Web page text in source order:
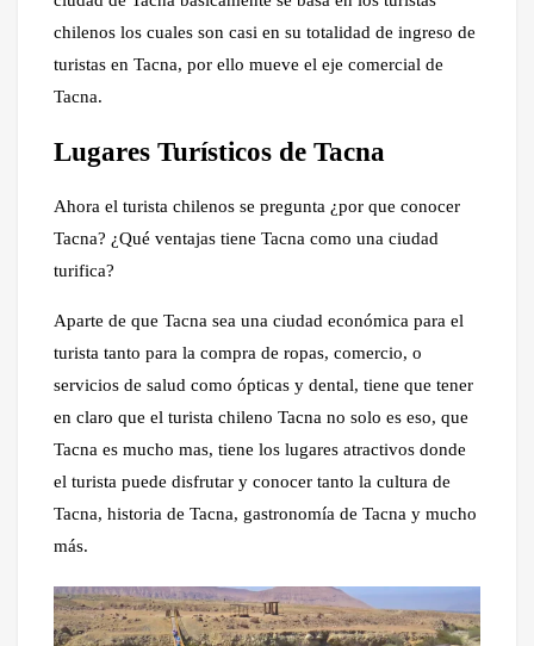
chilenos los cuales son casi en su totalidad de ingreso de
turistas en Tacna, por ello mueve el eje comercial de
Tacna.
Lugares Turísticos de Tacna
Ahora el turista chilenos se pregunta ¿por que conocer
Tacna? ¿Qué ventajas tiene Tacna como una ciudad
turifica?
Aparte de que Tacna sea una ciudad económica para el
turista tanto para la compra de ropas, comercio, o
servicios de salud como ópticas y dental, tiene que tener
en claro que el turista chileno Tacna no solo es eso, que
Tacna es mucho mas, tiene los lugares atractivos donde
el turista puede disfrutar y conocer tanto la cultura de
Tacna, historia de Tacna, gastronomía de Tacna y mucho
más.